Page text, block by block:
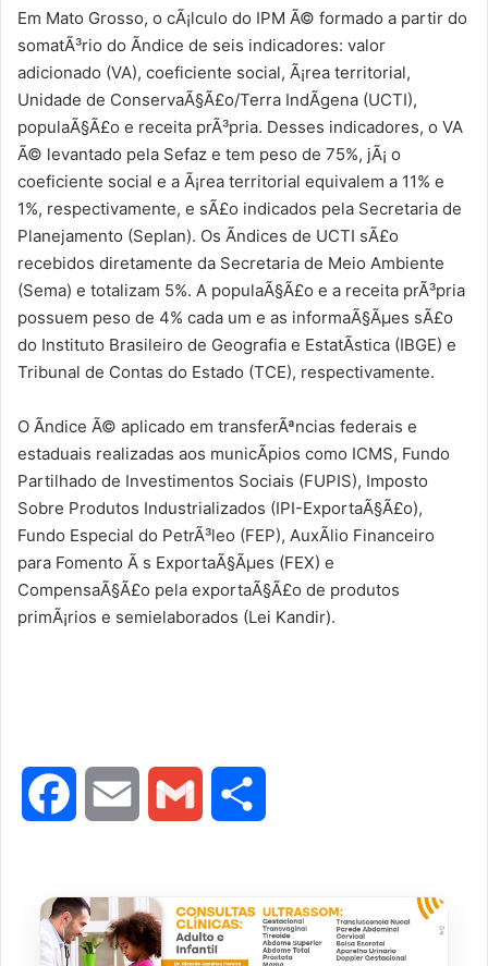
Em Mato Grosso, o cÃ¡lculo do IPM Ã© formado a partir do
somatÃ³rio do Ã­ndice de seis indicadores: valor
adicionado (VA), coeficiente social, Ã¡rea territorial,
Unidade de ConservaÃ§Ã£o/Terra IndÃ­gena (UCTI),
populaÃ§Ã£o e receita prÃ³pria. Desses indicadores, o VA
Ã© levantado pela Sefaz e tem peso de 75%, jÃ¡ o
coeficiente social e a Ã¡rea territorial equivalem a 11% e
1%, respectivamente, e sÃ£o indicados pela Secretaria de
Planejamento (Seplan). Os Ã­ndices de UCTI sÃ£o
recebidos diretamente da Secretaria de Meio Ambiente
(Sema) e totalizam 5%. A populaÃ§Ã£o e a receita prÃ³pria
possuem peso de 4% cada um e as informaÃ§Ãµes sÃ£o
do Instituto Brasileiro de Geografia e EstatÃ­stica (IBGE) e
Tribunal de Contas do Estado (TCE), respectivamente.
O Ãndice Ã© aplicado em transferÃªncias federais e
estaduais realizadas aos municÃ­pios como ICMS, Fundo
Partilhado de Investimentos Sociais (FUPIS), Imposto
Sobre Produtos Industrializados (IPI-ExportaÃ§Ã£o),
Fundo Especial do PetrÃ³leo (FEP), AuxÃ­lio Financeiro
para Fomento Ã s ExportaÃ§Ãµes (FEX) e
CompensaÃ§Ã£o pela exportaÃ§Ã£o de produtos
primÃ¡rios e semielaborados (Lei Kandir).
c
e i
a
i
a
r